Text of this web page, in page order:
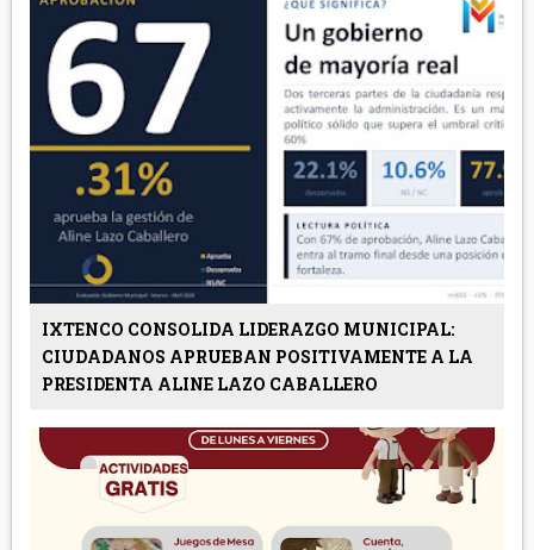
IXTENCO CONSOLIDA LIDERAZGO MUNICIPAL:
CIUDADANOS APRUEBAN POSITIVAMENTE A LA
PRESIDENTA ALINE LAZO CABALLERO